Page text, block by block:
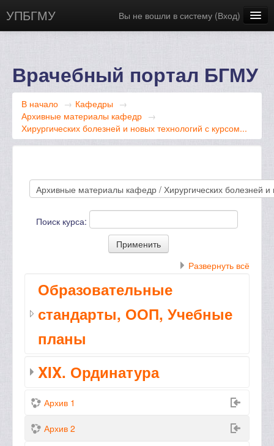
УПБГМУ Вы не вошли в систему (Вход)
Русский ‎(ru)‎
Врачебный портал БГМУ
В начало → Кафедры →
Архивные материалы кафедр →
Хирургических болезней и новых технологий с курсом...
Поиск курса:
Развернуть всё
Образовательные
стандарты, ООП, Учебные
планы
XIX. Ординатура
Архив 1
Архив 2